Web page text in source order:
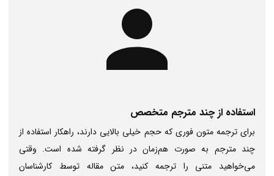
استفاده از چند مترجم متخصص
برای ترجمه متون فوری که حجم خیلی بالایی دارند، راهکار استفاده از
چند مترجم به‌ صورت هم‌زمان در نظر گرفته شده است. وقتی
می‌خواهید متنی را ترجمه کنید، متن مقاله توسط کارشناسان